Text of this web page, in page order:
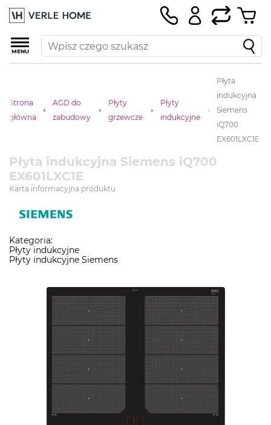
MENU
Strona
główna
AGD do
zabudowy
Płyty
grzewcze
Płyty
indukcyjne
Płyta
indukcyjna
Siemens
iQ700
EX601LXC1E
Płyta indukcyjna Siemens iQ700
EX601LXC1E
Karta informacyjna produktu
Kategoria:
Płyty indukcyjne
Płyty indukcyjne Siemens